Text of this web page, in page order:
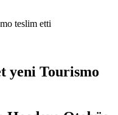
yeni Tourismo